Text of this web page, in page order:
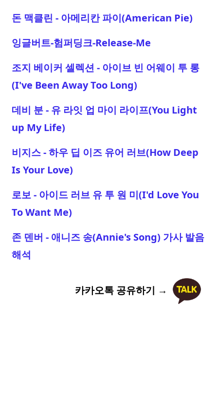
돈 맥클린 - 아메리칸 파이(American Pie)
잉글버트-험퍼딩크-Release-Me
조지 베이커 셀렉션 - 아이브 빈 어웨이 투 롱
(I've Been Away Too Long)
데비 분 - 유 라잇 업 마이 라이프(You Light
up My Life)
비지스 - 하우 딥 이즈 유어 러브(How Deep
Is Your Love)
로보 - 아이드 러브 유 투 원 미(I'd Love You
To Want Me)
존 덴버 - 애니즈 송(Annie's Song) 가사 발음
해석
카카오톡 공유하기 →